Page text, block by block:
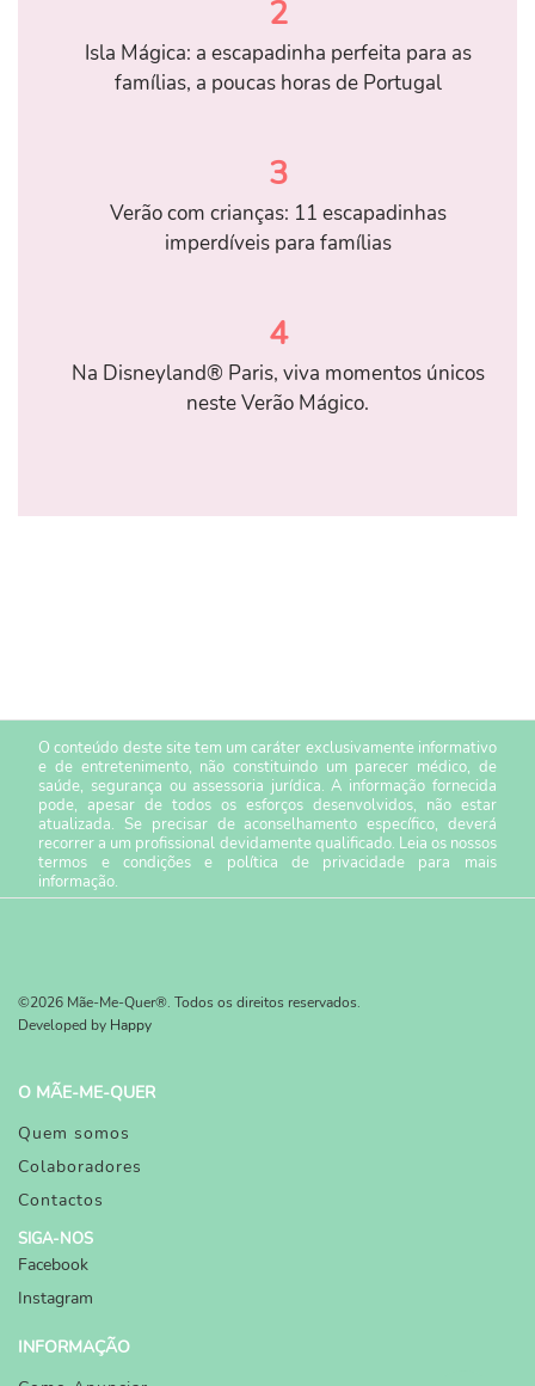
2
Isla Mágica: a escapadinha perfeita para as
famílias, a poucas horas de Portugal
3
Verão com crianças: 11 escapadinhas
imperdíveis para famílias
4
Na Disneyland® Paris, viva momentos únicos
neste Verão Mágico.
O conteúdo deste site tem um caráter exclusivamente informativo
e de entretenimento, não constituindo um parecer médico, de
saúde, segurança ou assessoria jurídica. A informação fornecida
pode, apesar de todos os esforços desenvolvidos, não estar
atualizada. Se precisar de aconselhamento específico, deverá
recorrer a um profissional devidamente qualificado. Leia os nossos
termos e condiçõese política de privacidade para mais
informação.
©2026 Mãe-Me-Quer®. Todos os direitos reservados.
Developed by Happy
O MÃE-ME-QUER
Quem somos
Colaboradores
Contactos
SIGA-NOS
Facebook
Instagram
INFORMAÇÃO